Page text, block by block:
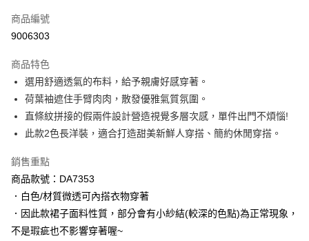
萊爾富取貨付款
付款後萊爾富取貨
每筆NT$60，滿NT$1,000(含以上)免運費
7-11取貨付款
每筆NT$60，滿NT$1,000(含以上)免運費
付款後7-11取貨
每筆NT$60，滿NT$1,000(含以上)免運費
宅配
每筆NT$120，滿NT$1,000(含以上)免運費
商品編號
9006303
商品特色
選用舒適透氣的布料，給予親膚好感穿著。
荷葉袖遮住手臂肉肉，散發優雅氣質氛圍。
直條紋拼接的假兩件設計營造視覺多層次感，單件出門不煩惱!
此款2色長洋裝，適合打造甜美新鮮人穿搭、簡約休閒穿搭。
銷售重點
商品款號：DA7353
．白色/材質微透可內搭衣物穿著
．因此款裙子面料性質，部分會有小紗結(較深的色點)為正常現象，
不是瑕疵也不影響穿著喔~